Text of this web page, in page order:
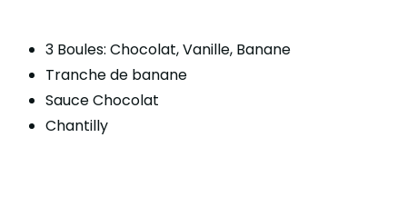
3 Boules: Chocolat, Vanille, Banane
Tranche de banane
Sauce Chocolat
Chantilly